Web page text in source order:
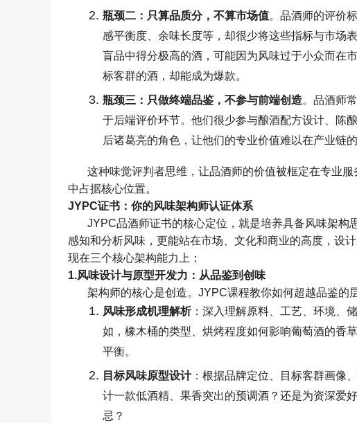
瓶颈二：只算品质分，不算市场值。品酒师的评价
感平衡度、余味长度等，却很少将这些指标与市场
盲品中得分极高的酒，可能因为风味过于小众而在
标客群的酒，却能成为爆款。
瓶颈三：只做终端品鉴，不参与前端创造。品酒师
于后端评价环节。他们很少参与酿酒配方设计、陈
后诸葛亮的角色，让他们的专业价值难以在产业链
这种味觉评判者思维，让品酒师的价值被框定在专业
中占据核心位置。
JYPC证书：你的风味架构师认证体系
JYPC品酒师证书的核心定位，就是培养具备风味架构
感知和分析风味，更能站在市场、文化和商业的高度，设
现在三个核心架构能力上：
1.风味设计与原型开发力：从品鉴到创味
架构师的核心是创造。 JYPC课程教你如何超越品鉴的
风味形成机理解析：深入理解原料、工艺、环境、
如，橡木桶的类型、烘烤程度如何影响葡萄酒的香
平衡。
目标风味原型设计：根据品牌定位、目标客群画像
计一款低酒精、果香突出的预调酒？还是为资深爱
忌？